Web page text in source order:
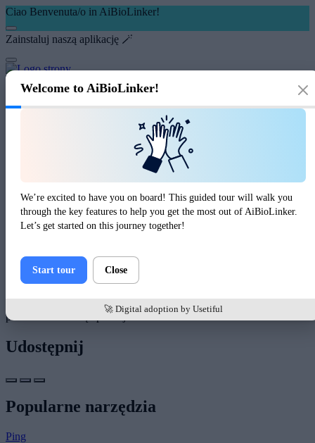
Ciao Benvenuta/o in AiBioLinker!
Zainstaluj naszą aplikację 🪄
Blog
Katalog
Sprawdzacz Gravatar
Sprawdzacz Gravatar
Email
Prześlij
administracyjnego -> języki -> wybierz lub utwórz język ->
przetłumacz stronę aplikacji.
Udostępnij
Popularne narzędzia
Ping
Welcome to AiBioLinker!
We’re excited to have you on board! This guided tour will walk you
through the key features to help you get the most out of AiBioLinker.
Let’s get started on this journey together!
Start tour Close
🚀 Digital adoption by Usetiful